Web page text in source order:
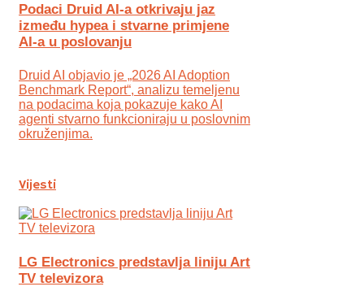
Podaci Druid AI-a otkrivaju jaz
između hypea i stvarne primjene
AI-a u poslovanju
Druid AI objavio je „2026 AI Adoption
Benchmark Report“, analizu temeljenu
na podacima koja pokazuje kako AI
agenti stvarno funkcioniraju u poslovnim
okruženjima.
Vijesti
LG Electronics predstavlja liniju Art
TV televizora